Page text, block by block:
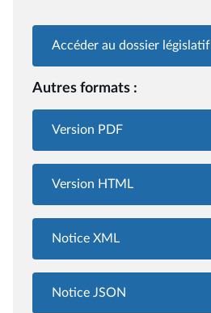
Accéder au dossier législatif
Autres formats :
Version PDF
Version HTML
Notice XML
Notice JSON